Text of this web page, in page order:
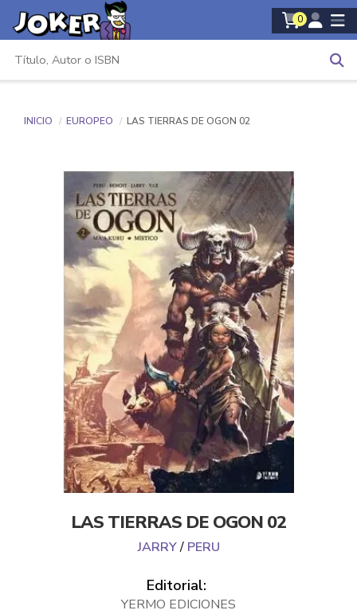
0
INICIO EUROPEO LAS TIERRAS DE OGON 02
LAS TIERRAS DE OGON 02
JARRY/ PERU
Editorial:
YERMO EDICIONES